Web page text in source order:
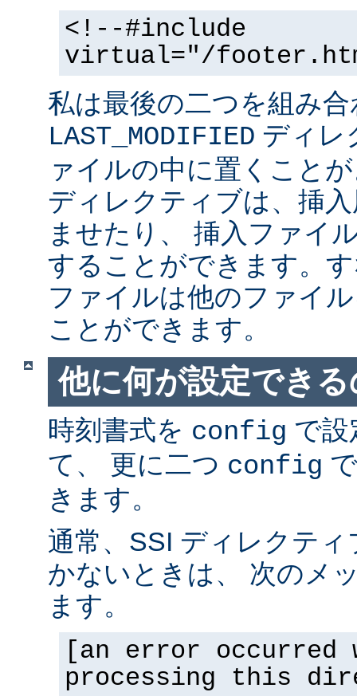
<!--#include
virtual="/
私は最後の二つを組み
LAST_MODIFIED ディレ
ァイルの中に置くこと
ディレクティブは、挿
ませたり、 挿入ファイ
することができます。
ファイルは他のファイ
ことができます。
他に何が設定でき
時刻書式を config で設
て、 更に二つ config
きます。
通常、SSI ディレクテ
かないときは、 次のメ
ます。
[an error occurred
processing this